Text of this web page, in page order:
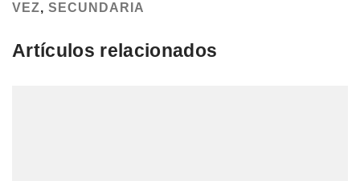
VEZ, SECUNDARIA
Artículos relacionados